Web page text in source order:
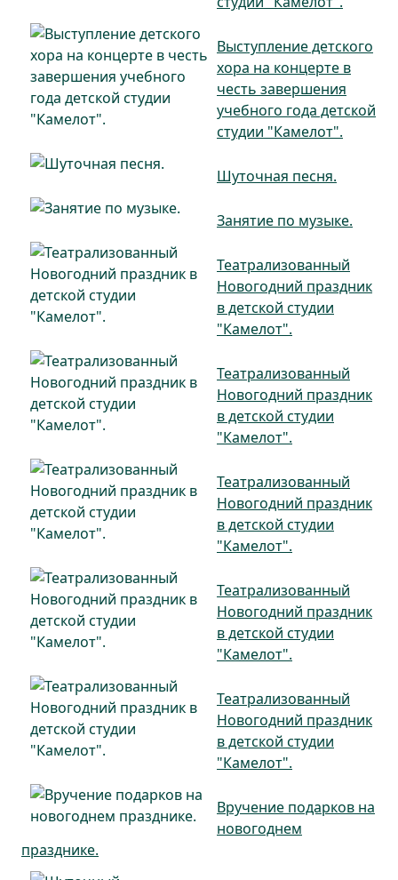
Выступление детского
хора на концерте в
честь завершения
учебного года детской
студии "Камелот".
Шуточная песня.
Занятие по музыке.
Театрализованный
Новогодний праздник
в детской студии
"Камелот".
Театрализованный
Новогодний праздник
в детской студии
"Камелот".
Театрализованный
Новогодний праздник
в детской студии
"Камелот".
Театрализованный
Новогодний праздник
в детской студии
"Камелот".
Театрализованный
Новогодний праздник
в детской студии
"Камелот".
Вручение подарков на
новогоднем
празднике.